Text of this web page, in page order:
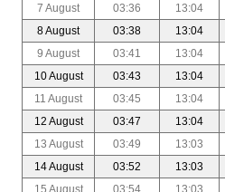
7 August
03:36 13:04
8 August
03:38 13:04
9 August
03:41 13:04
10 August
03:43 13:04
11 August
03:45 13:04
12 August
03:47 13:04
13 August
03:49 13:03
14 August
03:52 13:03
15 August
03:54 13:03